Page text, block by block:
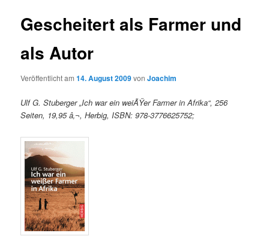
Gescheitert als Farmer und
als Autor
Veröffentlicht am14. August 2009vonJoachim
Ulf G. Stuberger „Ich war ein weiÃŸer Farmer in Afrika“, 256
Seiten, 19,95 â‚¬, Herbig, ISBN: 978-3776625752;